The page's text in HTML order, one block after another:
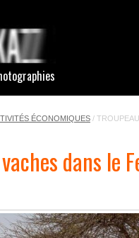
ÉCONOMIQUES /
dans le